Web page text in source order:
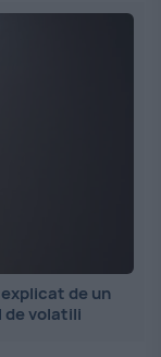
de un
de volatili